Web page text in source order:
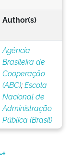
Author(s)
Agência
Brasileira de
Cooperação
(ABC);Escola
Nacional de
Administração
Pública (Brasil)